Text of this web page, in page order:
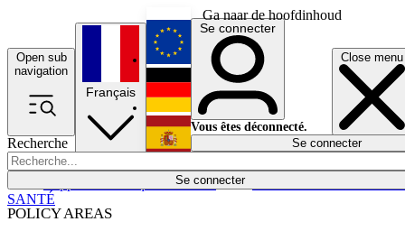
Ga naar de hoofdinhoud
Open sub
navigation
Close menu
Recherche
Se connecter
POLICY AREAS
Économie
Français
English
Deutsch
Español
Se connecter
Vous êtes déconnecté.
Se connecter
SANTÉ